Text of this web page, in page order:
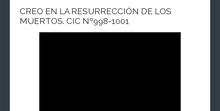
CREO EN LA RESURRECCIÓN DE LOS
MUERTOS. CIC Nº998-1001